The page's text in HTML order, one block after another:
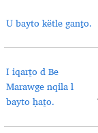
U bayto këtle ganṯo.
I iqarṯo d Be
Marawge nqila l
bayto ḥaṯo.